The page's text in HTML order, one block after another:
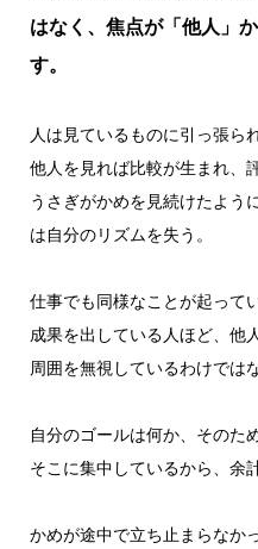
はなく、焦点が「他人」
す。
人は見ているものに引っ張ら
他人を見れば比較が生まれ、
うさぎがかめを見続けたよう
は自分のリズムを失う。
仕事でも同様なことが起って
成果を出している人ほど、他
周囲を無視しているわけでは
自分のゴールは何か、そのた
そこに集中しているから、余
かめが途中で立ち止まらなか